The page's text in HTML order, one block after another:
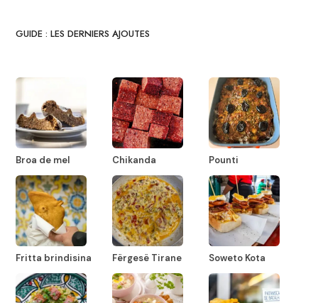
GUIDE : LES DERNIERS AJOUTES
Broa de mel Chikanda Pounti
Fritta brindisina Fërgesë Tirane Soweto Kota